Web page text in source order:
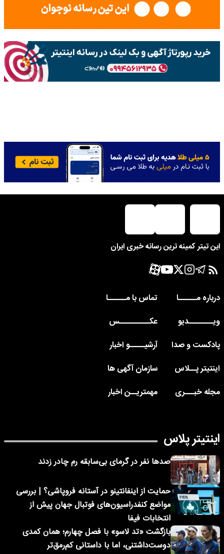
این تیتر کمینه ترین رسانه خبری ایران
درباره مــــــا
تماس با مــــــا
ویــــــــدیو
عکــــــــــس
پادکست و صدا
آرشیـــــو اخبار
اینتیتر پــلاس
سازمان آگهی ها
مجله خبـــری
مهمتریــن اخبار
اینتیتر پلاس
صدها نفر در گرمای بی‌سابقه رم چادر زدند
حمایت از اینفانتینو در آستانه فروپاشی؟ | بررسی
مواضع کنفدراسیون‌های فوتبال جهان پیش از
انتخابات فیفا
بازگشت «تد لاسو» با فصل چهارم؛ همان کمدی
دوست‌داشتنی، اما با داستانی کم‌رمق‌تر